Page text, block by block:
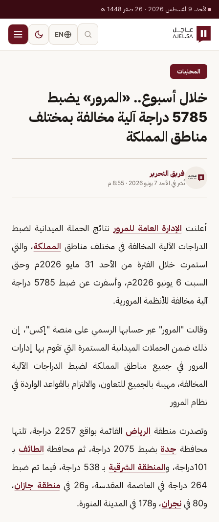
الأحد، 9 أغسطس 2026 · 26 صفر 1448 هـ
EN
المحليات
خلال أسبوع.. «المرور» يضبط
5785 دراجة آلية مخالفة بمختلف
مناطق المملكة
فريق التحرير
نُشر في الأحد 7 يونيو 2026 · 8:55 م
أعلنت الإدارة العامة للمرور نتائج الحملة الميدانية لضبط
الدراجات الآلية المخالفة في مختلف مناطق المملكة، والتي
استمرت خلال الفترة من الأحد 31 مايو 2026م وحتى
السبت 6 يونيو 2026م، وأسفرت عن ضبط 5785 دراجة
آلية مخالفة للأنظمة المرورية.
وقالت "المرور" عبر حسابها الرسمي على منصة "إكس"، إن
ذلك ضمن الحملات الميدانية المستمرة التي تقوم بها إدارات
المرور في جميع مناطق المملكة لضبط الدراجات الآلية
المخالفة، مهيبة بالجميع للتعاون، والالتزام بالقواعد الواردة في
نظام المرور
وتصدرت منطقة الرياض
القائمة بواقع 2257 دراجة، تلتها
محافظة جدة بضبط 2075 دراجة، ثم محافظة الطائف بـ
101دراجة، و
المنطقة الشرقية
بـ 538 دراجة، فيما تم ضبط
264 دراجة في العاصمة المقدسة، و26 في
منطقة جازان،
و80 في
نجران، و178 في المدينة المنورة.